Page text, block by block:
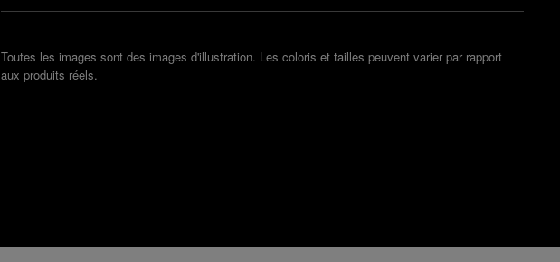
Toutes les images sont des images d'illustration. Les coloris et tailles peuvent varier par rapport
aux produits réels.